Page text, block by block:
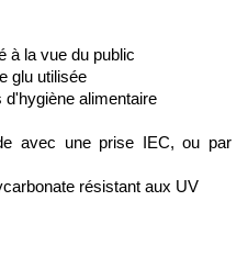
à la vue du public
glu utilisée
d'hygiène alimentaire
avec une prise IEC, ou par
résistant aux UV